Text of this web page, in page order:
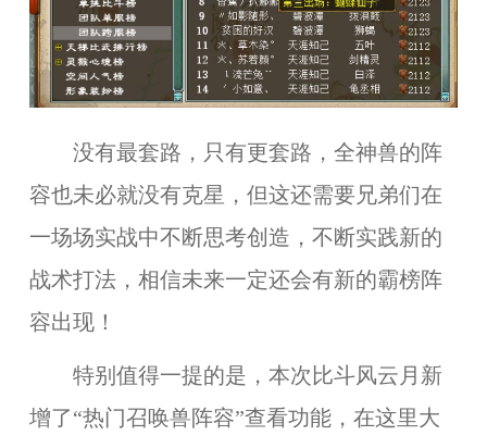
没有最套路，只有更套路，全神兽的阵
容也未必就没有克星，但这还需要兄弟们在
一场场实战中不断思考创造，不断实践新的
战术打法，相信未来一定还会有新的霸榜阵
容出现！
特别值得一提的是，本次比斗风云月新
增了“热门召唤兽阵容”查看功能，在这里大